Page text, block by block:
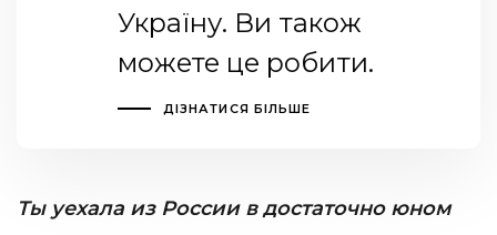
Україну. Ви також
можете це робити.
ДІЗНАТИСЯ БІЛЬШЕ
Ты уехала из России в достаточно юном